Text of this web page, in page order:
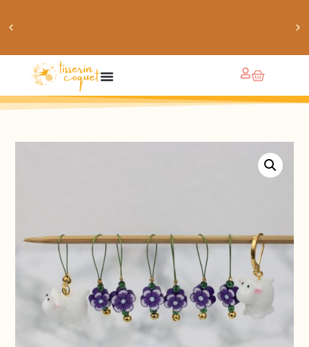
obtiens 20% de réduction sur ton prochain achat de